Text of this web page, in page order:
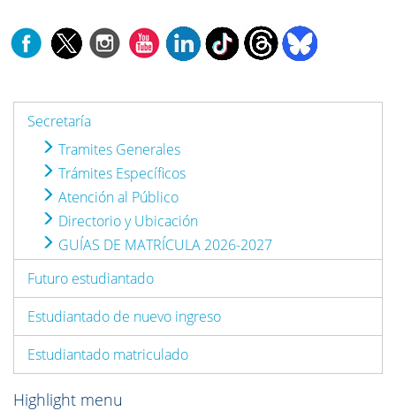
Secretaría
Tramites Generales
Trámites Específicos
Atención al Público
Directorio y Ubicación
GUÍAS DE MATRÍCULA 2026-2027
Futuro estudiantado
Estudiantado de nuevo ingreso
Estudiantado matriculado
Highlight menu